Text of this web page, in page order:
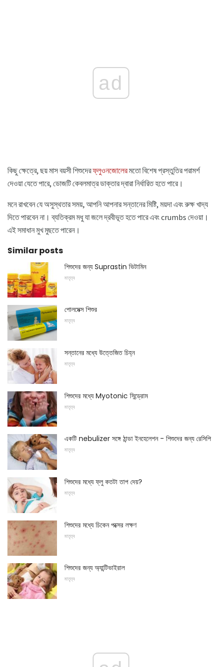
ad
কিছু ক্ষেত্রে, ছয় মাস বয়সী শিশুদেরফ্লুওনজোলেরমতো বিশেষ প্রস্তুতির পরামর্শ
দেওয়া যেতে পারে, ডোজটি কেবলমাত্র ডাক্তার দ্বারা নির্ধারিত হতে পারে।
মনে রাখবেন যে অসুস্থতার সময়, আপনি আপনার সন্তানের মিষ্টি, ময়দা এবং রুক্ষ খাদ্য
দিতে পারবেন না। ব্যতিক্রম মধু যা জলে দ্রবীভূত হতে পারে এবং crumbs দেওয়া।
এই সমাধান মুখ মুছতে পারেন।
Similar posts
শিশুদের জন্য Suprastin ভিটামিন
মাতৃত্ব
পোলমেক্স শিশুর
মাতৃত্ব
সন্তানের মধ্যে উত্তেজিত চিহ্ন
মাতৃত্ব
শিশুদের মধ্যে Myotonic সিন্ড্রোম
মাতৃত্ব
একটি nebulizer সঙ্গে ঠান্ডা ইনহেলেশন - শিশুদের জন্য রেসিপি
মাতৃত্ব
শিশুদের মধ্যে ফ্লু কতটা তাপ দেয়?
মাতৃত্ব
শিশুদের মধ্যে চিকেন পক্সের লক্ষণ
মাতৃত্ব
শিশুদের জন্য অ্যান্টিভাইরাল
মাতৃত্ব